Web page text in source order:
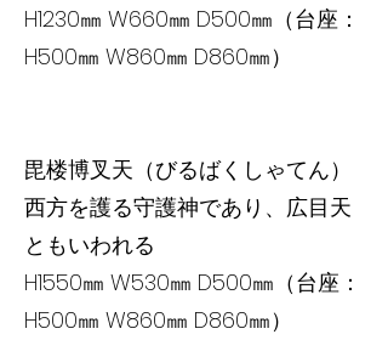
H1230㎜ W660㎜ D500㎜（台座：
H500㎜ W860㎜ D860㎜）
毘楼博叉天（びるばくしゃてん）
西方を護る守護神であり、広目天
ともいわれる
H1550㎜ W530㎜ D500㎜（台座：
H500㎜ W860㎜ D860㎜）